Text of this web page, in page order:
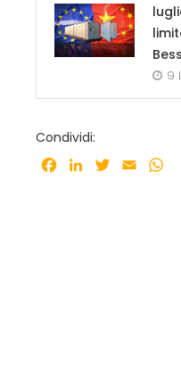
9
Condividi:
Facebook
LinkedInTwitter
Email